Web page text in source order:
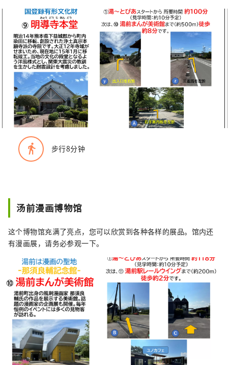
directions_walk 步行8分钟
汤前漫画博物馆
这个博物馆充满了亮点，您可以欣赏到各种各样的展品。馆内还
有漫画展，请务必参观一下。